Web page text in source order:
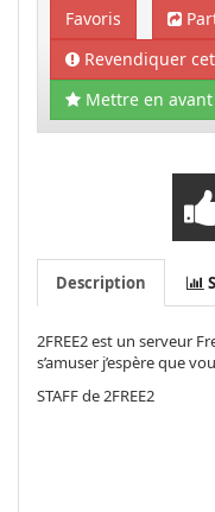
Favoris
Revendiquer
Mettre en avant
Description
2FREE2 est un serveur
s’amuser j’espère que
STAFF de 2FREE2